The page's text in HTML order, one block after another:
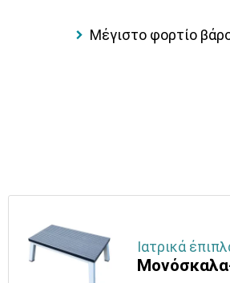
Μέγιστο φορτίο
Ιατρικά